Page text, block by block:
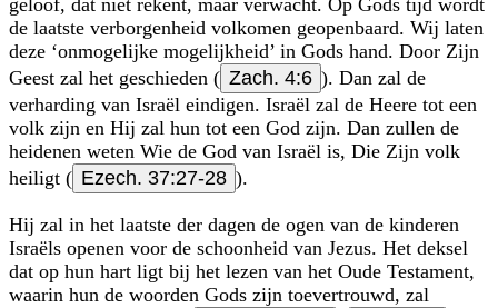
de laatste verborgen­heid volkomen geopenbaard. Wij laten
deze ‘onmogelijke mogelijkheid’ in Gods hand. Door Zijn
Geest zal het geschieden ( Zach. 4:6 ). Dan zal de
verharding van Israël eindigen. Israël zal de Heere tot een
volk zijn en Hij zal hun tot een God zijn. Dan zullen de
heidenen weten Wie de God van Israël is, Die Zijn volk
heiligt ( Ezech. 37:27-28 ).
Hij zal in het laatste der dagen de ogen van de kinderen
Israëls openen voor de schoonheid van Jezus. Het deksel
dat op hun hart ligt bij het lezen van het Oude Testament,
waarin hun de woorden Gods zijn toevertrouwd, zal